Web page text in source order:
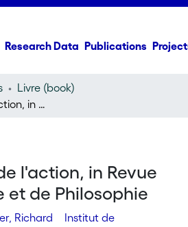
Research Data Publications
Livre (book)
Philosophie de l'action, in Revue de Théologie et de Philosophie
l'action, in Revue
et de Philosophie
Richard
Institut de